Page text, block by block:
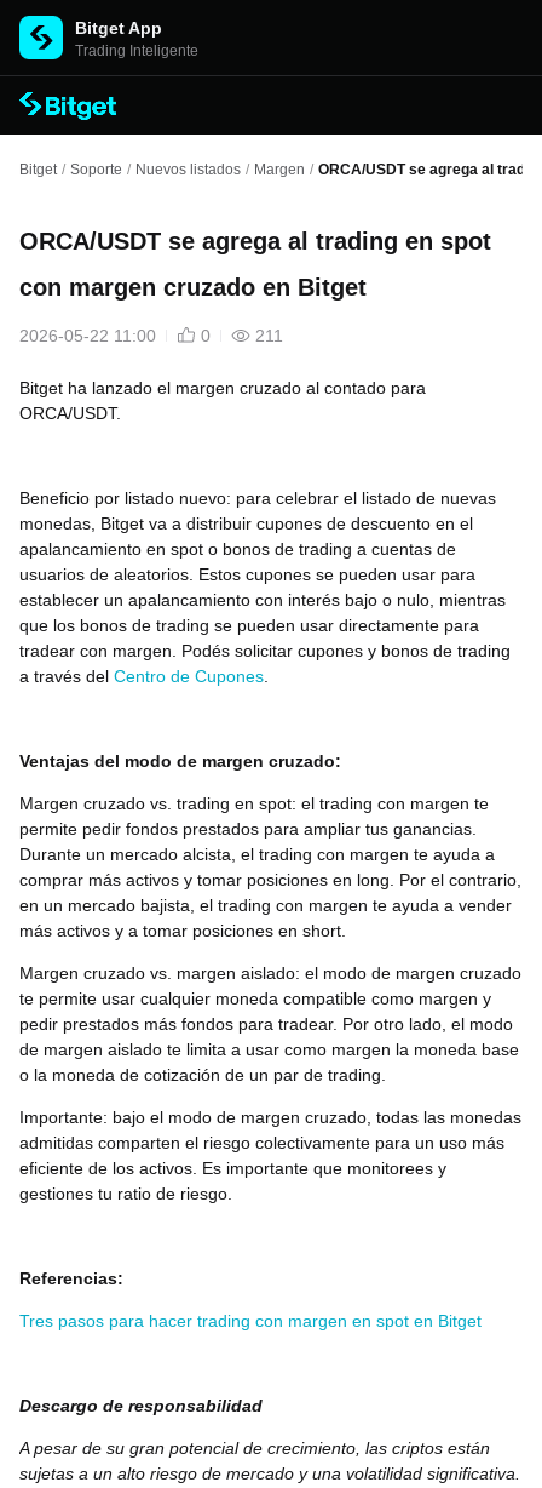
Bitget App
Trading Inteligente
Bitget / Soporte / Nuevos listados / Margen / ORCA/USDT se agrega al
ORCA/USDT se agrega al trading en spot
con margen cruzado en Bitget
2026-05-22 11:00 0 211
Bitget ha lanzado el margen cruzado al contado para
ORCA/USDT.
Beneficio por listado nuevo: para celebrar el listado de nuevas
monedas, Bitget va a distribuir cupones de descuento en el
apalancamiento en spot o bonos de trading a cuentas de
usuarios de aleatorios. Estos cupones se pueden usar para
establecer un apalancamiento con interés bajo o nulo, mientras
que los bonos de trading se pueden usar directamente para
tradear con margen. Podés solicitar cupones y bonos de trading
a través del Centro de Cupones
Ventajas del modo de margen cruzado:
Margen cruzado vs. trading en spot: el trading con margen te
permite pedir fondos prestados para ampliar tus ganancias.
Durante un mercado alcista, el trading con margen te ayuda a
comprar más activos y tomar posiciones en long. Por el contrario,
en un mercado bajista, el trading con margen te ayuda a vender
más activos y a tomar posiciones en short.
Margen cruzado vs. margen aislado: el modo de margen cruzado
te permite usar cualquier moneda compatible como margen y
pedir prestados más fondos para tradear. Por otro lado, el modo
de margen aislado te limita a usar como margen la moneda base
o la moneda de cotización de un par de trading.
Importante: bajo el modo de margen cruzado, todas las monedas
admitidas comparten el riesgo colectivamente para un uso más
eficiente de los activos. Es importante que monitorees y
gestiones tu ratio de riesgo.
Referencias:
Tres pasos para hacer trading con margen en spot en Bitget
Descargo de responsabilidad
A pesar de su gran potencial de crecimiento, las criptos están
sujetas a un alto riesgo de mercado y una volatilidad significativa.